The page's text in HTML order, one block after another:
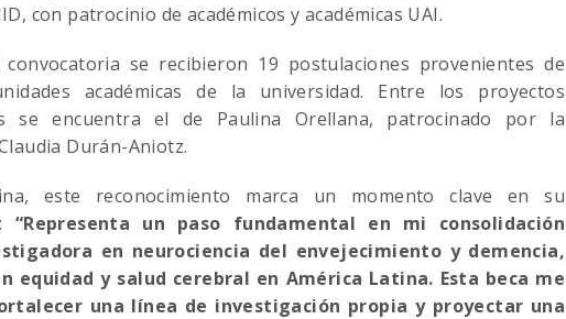
con patrocinio de académicos y académicas UAI.
convocatoria se recibieron 19 postulaciones provenientes de
académicas de la universidad. Entre los proyectos
se encuentra el de Paulina Orellana, patrocinado por la
Durán-Aniotz.
este reconocimiento marca un momento clave en su
“Representa un paso fundamental en mi consolidación
en neurociencia del envejecimiento y demencia,
equidad y salud cerebral en América Latina. Esta beca me
una línea de investigación propia y proyectar una